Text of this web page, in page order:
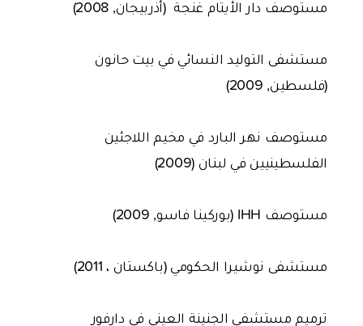
مستوصف دار الأيتام غنجة (أذربيجان, 2008)
مستشفى التوليد النسائي في بيت حانون
(فلسطين, 2009)
مستوصف نهر البارد في مخيم اللاجئين
الفلسطينيين في لبنان (2009)
مستوصف IHH (بوركينا فاسو, 2009)
مستشفى نوشيرا الحكومي (باكستان ، 2011)
ترميم مستشفى الجنينة العيني في دارفور